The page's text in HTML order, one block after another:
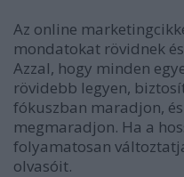
Az online
mondatokat rövidnek
Azzal, hogy minden
rövidebb legyen,
fókuszban maradjon,
megmaradjon. Ha a
folyamatosan
olvasóit.